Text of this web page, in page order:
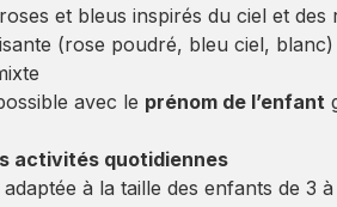
et bleus inspirés du ciel et des
(rose poudré, bleu ciel,
avec le prénom de l’enfant
activités quotidiennes
à la taille des enfants de 3